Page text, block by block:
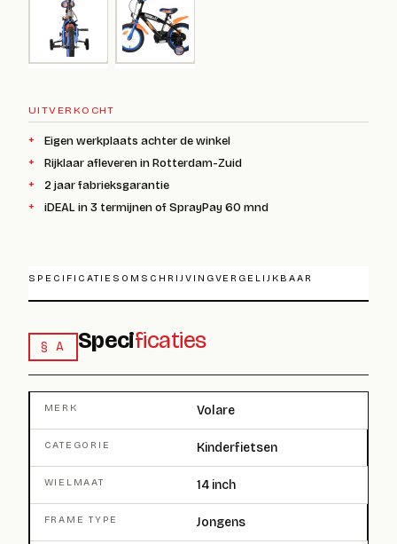
UITVERKOCHT
Eigen werkplaats achter de winkel
Rijklaar afleveren in Rotterdam-Zuid
2 jaar fabrieksgarantie
iDEAL in 3 termijnen of SprayPay 60 mnd
SPECIFICATIES OMSCHRIJVINGVERGELIJKBAAR
§ A Specificaties
MERK Volare
CATEGORIE Kinderfietsen
WIELMAAT 14 inch
FRAME TYPE Jongens